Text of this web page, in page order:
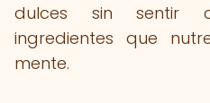
dulces sin sentir
ingredientes que
mente.